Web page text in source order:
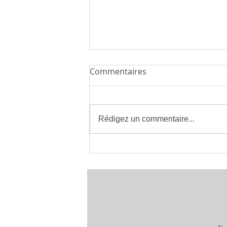
Installateur de Climatisation
Commentaires
Rédigez un commentaire...